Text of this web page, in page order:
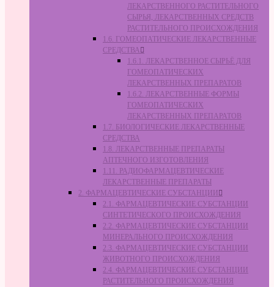
ЛЕКАРСТВЕННОГО РАСТИТЕЛЬНОГО
СЫРЬЯ, ЛЕКАРСТВЕННЫХ СРЕДСТВ
РАСТИТЕЛЬНОГО ПРОИСХОЖДЕНИЯ
1.6. ГОМЕОПАТИЧЕСКИЕ ЛЕКАРСТВЕННЫЕ
СРЕДСТВА
1.6.1. ЛЕКАРСТВЕННОЕ СЫРЬЁ ДЛЯ
ГОМЕОПАТИЧЕСКИХ
ЛЕКАРСТВЕННЫХ ПРЕПАРАТОВ
1.6.2. ЛЕКАРСТВЕННЫЕ ФОРМЫ
ГОМЕОПАТИЧЕСКИХ
ЛЕКАРСТВЕННЫХ ПРЕПАРАТОВ
1.7. БИОЛОГИЧЕСКИЕ ЛЕКАРСТВЕННЫЕ
СРЕДСТВА
1.8. ЛЕКАРСТВЕННЫЕ ПРЕПАРАТЫ
АПТЕЧНОГО ИЗГОТОВЛЕНИЯ
1.11. РАДИОФАРМАЦЕВТИЧЕСКИЕ
ЛЕКАРСТВЕННЫЕ ПРЕПАРАТЫ
2. ФАРМАЦЕВТИЧЕСКИЕ СУБСТАНЦИИ
2.1. ФАРМАЦЕВТИЧЕСКИЕ СУБСТАНЦИИ
СИНТЕТИЧЕСКОГО ПРОИСХОЖДЕНИЯ
2.2. ФАРМАЦЕВТИЧЕСКИЕ СУБСТАНЦИИ
МИНЕРАЛЬНОГО ПРОИСХОЖДЕНИЯ
2.3. ФАРМАЦЕВТИЧЕСКИЕ СУБСТАНЦИИ
ЖИВОТНОГО ПРОИСХОЖДЕНИЯ
2.4. ФАРМАЦЕВТИЧЕСКИЕ СУБСТАНЦИИ
РАСТИТЕЛЬНОГО ПРОИСХОЖДЕНИЯ